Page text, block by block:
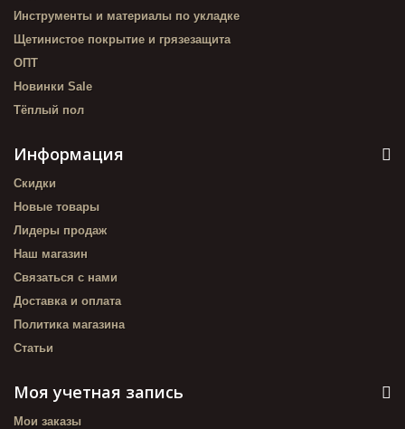
Инструменты и материалы по укладке
Щетинистое покрытие и грязезащита
ОПТ
Новинки Sale
Тёплый пол
Информация
Скидки
Новые товары
Лидеры продаж
Наш магазин
Связаться с нами
Доставка и оплата
Политика магазина
Статьи
Моя учетная запись
Мои заказы